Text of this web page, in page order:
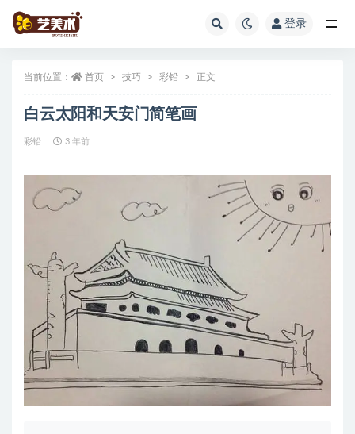
登录
当前位置： 首页 技巧 彩铅 正文
白云太阳和天安门简笔画
彩铅 3 年前